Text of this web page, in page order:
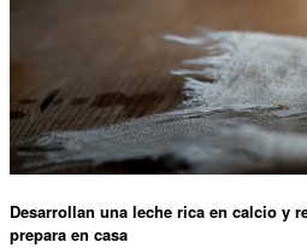
Desarrollan una leche rica en calcio y
prepara en casa